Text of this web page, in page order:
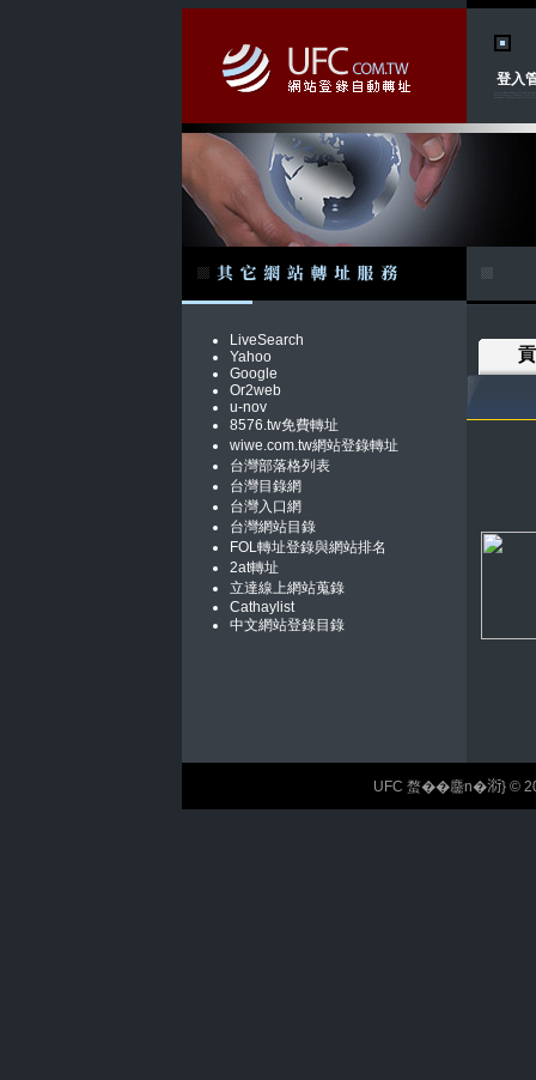
登入
LiveSearch
Yahoo
Google
Or2web
u-nov
8576.tw免費轉址
wiwe.com.tw網站登錄轉址
台灣部落格列表
台灣目錄網
台灣入口網
台灣網站目錄
FOL轉址登錄與網站排名
2at轉址
立達線上網站蒐錄
Cathaylist
中文網站登錄目錄
UFC 蝥��麢n�𣶹} ©